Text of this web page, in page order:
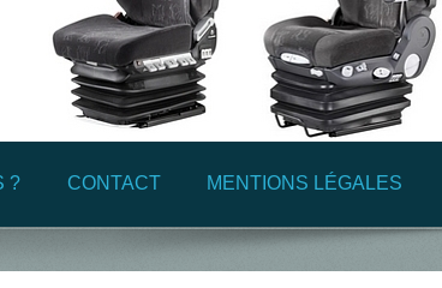
? CONTACT MENTIONS LÉGALES